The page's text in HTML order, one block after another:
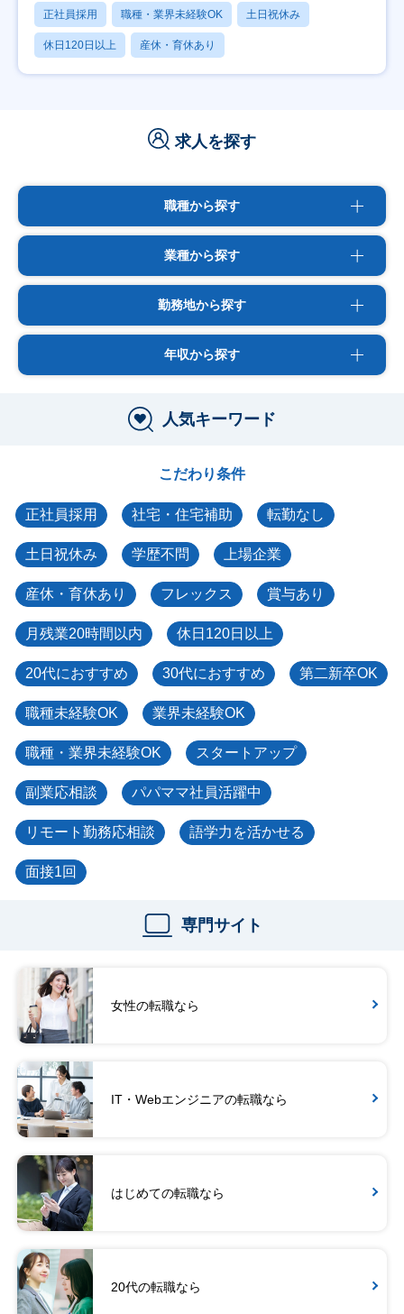
正社員採用 職種・業界未経験OK 土日祝休み
休日120日以上 産休・育休あり
求人を探す
職種から探す
業種から探す
勤務地から探す
年収から探す
人気キーワード
こだわり条件
正社員採用 社宅・住宅補助 転勤なし
土日祝休み 学歴不問 上場企業
産休・育休あり フレックス 賞与あり
月残業20時間以内 休日120日以上
20代におすすめ 30代におすすめ 第二新卒OK
職種未経験OK 業界未経験OK
職種・業界未経験OK スタートアップ
副業応相談 パパママ社員活躍中
リモート勤務応相談 語学力を活かせる
面接1回
専門サイト
女性の転職なら
IT・Webエンジニアの転職なら
はじめての転職なら
20代の転職なら